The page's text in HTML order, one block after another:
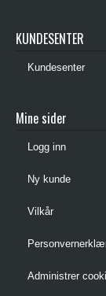
KUNDESENTER
Kundesenter
Mine sider
Logg inn
Ny kunde
Vilkår
Administrer